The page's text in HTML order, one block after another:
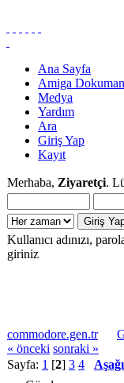
Ana Sayfa
Amiga
Medya
Yardım
Ara
Giriş Yap
Kayıt
Merhaba, Ziyaretçi.
Kullanıcı adınızı,
giriniz
commodore.gen.tr
« önceki sonraki »
Sayfa: 1 [2] 3 4